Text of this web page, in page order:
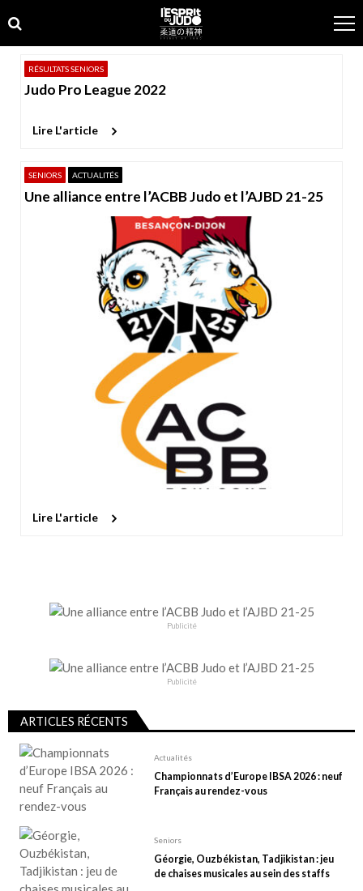
to
navigation
to
content
RÉSULTATS SENIORS
Judo Pro League 2022
Lire L'article
SENIORS ACTUALITÉS
Une alliance entre l’ACBB Judo et l’AJBD 21-25
Lire L'article
Publicité
Publicité
ARTICLES RÉCENTS
Actualités
Championnats d’Europe IBSA 2026 : neuf
Français au rendez-vous
Seniors
Géorgie, Ouzbékistan, Tadjikistan : jeu
de chaises musicales au sein des staffs